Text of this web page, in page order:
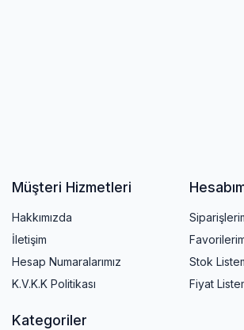
Müşteri Hizmetleri
Hakkımızda
İletişim
Hesap Numaralarımız
K.V.K.K Politikası
Stok
Fiyat
Kategoriler